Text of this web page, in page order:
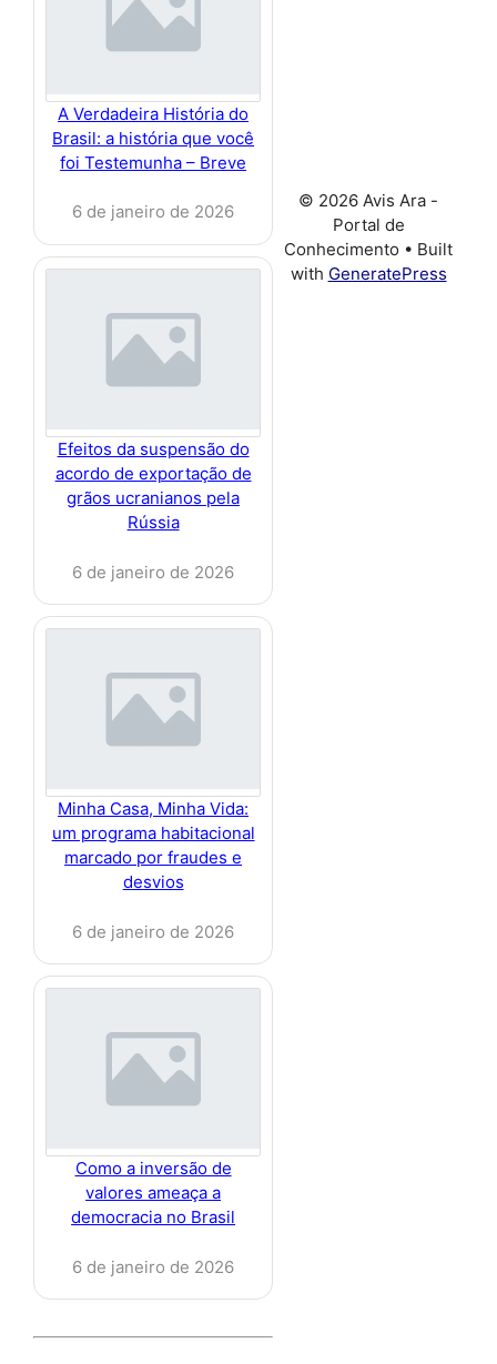
A Verdadeira História do
Brasil: a história que você
foi Testemunha – Breve
6 de janeiro de 2026
Efeitos da suspensão do
acordo de exportação de
grãos ucranianos pela
Rússia
6 de janeiro de 2026
Minha Casa, Minha Vida:
um programa habitacional
marcado por fraudes e
desvios
6 de janeiro de 2026
Como a inversão de
valores ameaça a
democracia no Brasil
6 de janeiro de 2026
© 2026 Avis Ara -
Portal de
Conhecimento • Built
with GeneratePress